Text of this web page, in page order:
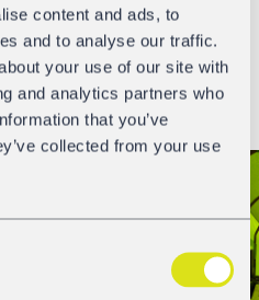
content and ads, to
and to analyse our traffic.
your use of our site with
and analytics partners who
that you’ve
collected from your use
je do kolejnego
techniczny
zainteresowani wynajmem
prosimy o kontakttutaj,